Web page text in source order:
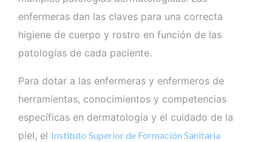
enfermeras dan las claves para una correcta
higiene de cuerpo y rostro en función de las
patologías de cada paciente.
Para dotar a las enfermeras y enfermeros de
herramientas, conocimientos y competencias
específicas en dermatología y el cuidado de la
piel, el Instituto Superior de Formación Sanitaria